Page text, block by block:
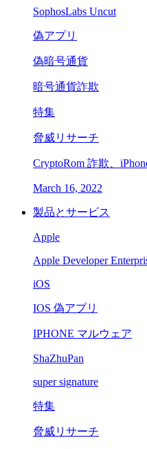
SophosLabs Uncut
偽アプリ
偽暗号通貨
暗号通貨詐欺
特集
脅威リサーチ
CryptoRom 詐欺、
March 16, 2022
製品とサービス
Apple
Apple Developer
iOS
IOS 偽アプリ
IPHONE マルウェア
ShaZhuPan
super signature
特集
脅威リサーチ